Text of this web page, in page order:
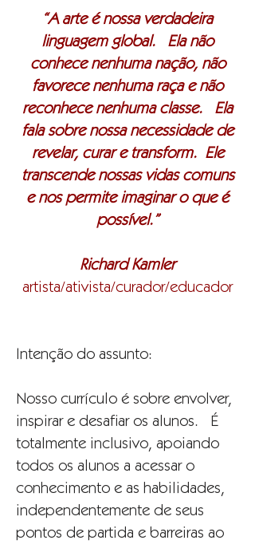
“A arte é nossa verdadeira
linguagem global. Ela não
conhece nenhuma nação, não
favorece nenhuma raça e não
reconhece nenhuma classe. Ela
fala sobre nossa necessidade de
revelar, curar e transform. Ele
transcende nossas vidas comuns
e nos permite imaginar o que é
possível.”
Richard Kamler
artista/ativista/curador/educador
Intenção do assunto:
Nosso currículo é sobre envolver,
inspirar e desafiar os alunos. É
totalmente inclusivo, apoiando
todos os alunos a acessar o
conhecimento e as habilidades,
independentemente de seus
pontos de partida e barreiras ao